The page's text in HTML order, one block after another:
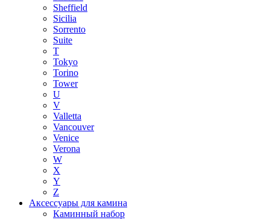
Sheffield
Sicilia
Sorrento
Suite
T
Tokyo
Torino
Tower
U
V
Valletta
Vancouver
Venice
Verona
W
X
Y
Z
Аксессуары для камина
Каминный набор